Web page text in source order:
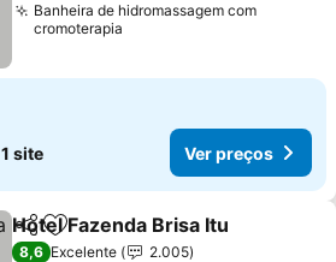
Banheira de hidromassagem com
cromoterapia
1 site Ver preços
PartilharAdicionar aos favoritos
Hotel Fazenda Brisa Itu
8,6 Excelente
2.005